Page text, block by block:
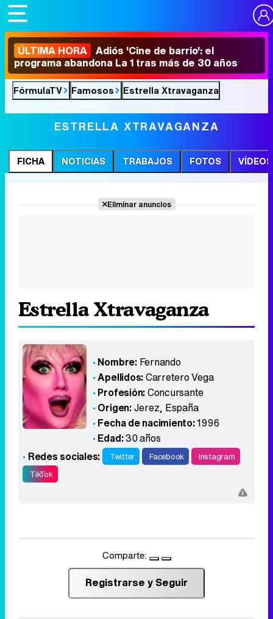
ÚLTIMA HORA Adiós 'Cine de barrio': el
programa abandona La 1 tras más de 30 años
FórmulaTV Famosos Estrella Xtravaganza
ESTRELLA XTRAVAGANZA
FICHA NOTICIAS TRABAJOS FOTOS VÍDEOS
Eliminar anuncios
Estrella Xtravaganza
Nombre: Fernando
Apellidos:Carretero Vega
Profesión:Concursante
Origen:Jerez, España
Fecha de nacimiento:1996
Edad:30 años
Redes sociales:
Twitter Facebook
Instagram
TikTok
Comparte:
Registrarse y Seguir